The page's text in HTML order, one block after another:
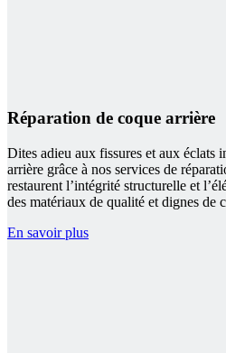
Réparation de coque arrière
Dites adieu aux fissures et aux éclats
arrière grâce à nos services de
restaurent l’intégrité structurelle et
des matériaux de qualité et dignes de
En savoir plus